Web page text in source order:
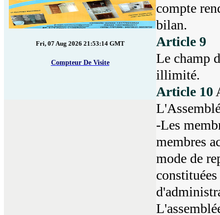
Fri, 07 Aug 2026 21:53:14 GMT
Compteur De Visite
compte
bilan.
Article 9
Le champ
illimité.
Article 10
-Les
membres
mode de